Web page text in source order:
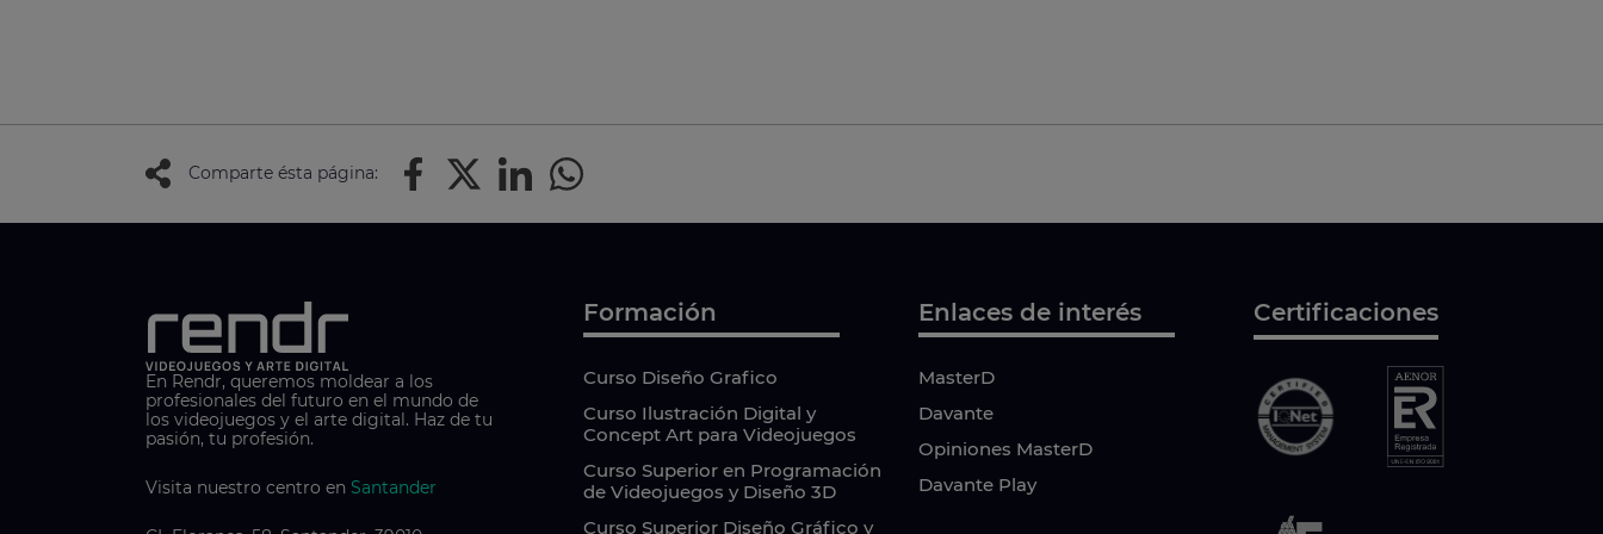
Comparte ésta página:
En Rendr, queremos moldear a los
profesionales del futuro en el mundo de
los videojuegos y el arte digital. Haz de tu
pasión, tu profesión.
Visita nuestro centro en Santander
Formación
Curso Diseño Grafico
Curso Ilustración Digital y
Concept Art para Videojuegos
Curso Superior en Programación
de Videojuegos y Diseño 3D
Curso Superior Diseño Gráfico y
Enlaces de interés
MasterD
Davante
Opiniones MasterD
Davante Play
Certificaciones